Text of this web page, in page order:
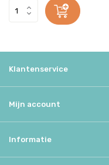
Klantenservice
Mijn account
Informatie